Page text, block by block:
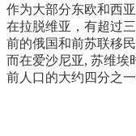
作为大部分东欧和西
在拉脱维亚，有超过
前的俄国和前苏联移
而在爱沙尼亚, 苏维埃
前人口的大约四分之一
俄